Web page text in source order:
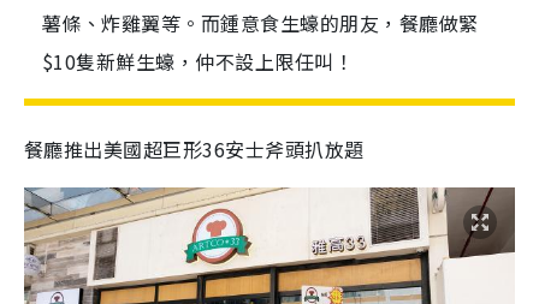
薯條、炸雞翼等。而鍾意食生蠔的朋友，餐廳做緊
$10隻新鮮生蠔，仲不設上限任叫！
餐廳推出美國超巨形36安士斧頭扒放題